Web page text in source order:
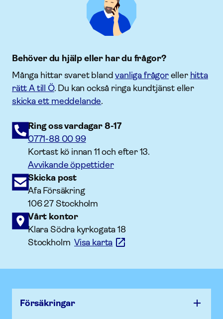
Behöver du hjälp eller har du frågor?
Många hittar svaret blandvanliga frågoreller hitta
rätt A till Ö. Du kan också ringa kundtjänst eller
skicka ett meddelande.
Ring oss vardagar 8-17
0771-88 00 99
Kortast kö innan 11 och efter 13.
Avvikande öppettider
Skicka post
Afa Försäkring
106 27 Stockholm
Vårt kontor
Klara Södra kyrkogata 18
StockholmVisa karta
Försäk­ringar